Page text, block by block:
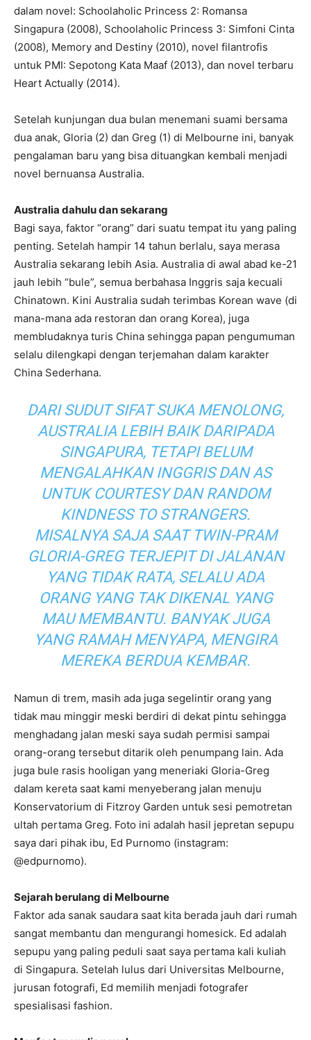
dalam novel: Schoolaholic Princess 2: Romansa
Singapura (2008), Schoolaholic Princess 3: Simfoni Cinta
(2008), Memory and Destiny (2010), novel filantrofis
untuk PMI: Sepotong Kata Maaf (2013), dan novel terbaru
Heart Actually (2014).
Setelah kunjungan dua bulan menemani suami bersama
dua anak, Gloria (2) dan Greg (1) di Melbourne ini, banyak
pengalaman baru yang bisa dituangkan kembali menjadi
novel bernuansa Australia.
Australia dahulu dan sekarang
Bagi saya, faktor “orang” dari suatu tempat itu yang paling
penting. Setelah hampir 14 tahun berlalu, saya merasa
Australia sekarang lebih Asia. Australia di awal abad ke-21
jauh lebih “bule”, semua berbahasa Inggris saja kecuali
Chinatown. Kini Australia sudah terimbas Korean wave (di
mana-mana ada restoran dan orang Korea), juga
membludaknya turis China sehingga papan pengumuman
selalu dilengkapi dengan terjemahan dalam karakter
China Sederhana.
DARI SUDUT SIFAT SUKA MENOLONG,
AUSTRALIA LEBIH BAIK DARIPADA
SINGAPURA, TETAPI BELUM
MENGALAHKAN INGGRIS DAN AS
UNTUK COURTESY DAN RANDOM
KINDNESS TO STRANGERS.
MISALNYA SAJA SAAT TWIN-PRAM
GLORIA-GREG TERJEPIT DI JALANAN
YANG TIDAK RATA, SELALU ADA
ORANG YANG TAK DIKENAL YANG
MAU MEMBANTU. BANYAK JUGA
YANG RAMAH MENYAPA, MENGIRA
MEREKA BERDUA KEMBAR.
Namun di trem, masih ada juga segelintir orang yang
tidak mau minggir meski berdiri di dekat pintu sehingga
menghadang jalan meski saya sudah permisi sampai
orang-orang tersebut ditarik oleh penumpang lain. Ada
juga bule rasis hooligan yang meneriaki Gloria-Greg
dalam kereta saat kami menyeberang jalan menuju
Konservatorium di Fitzroy Garden untuk sesi pemotretan
ultah pertama Greg. Foto ini adalah hasil jepretan sepupu
saya dari pihak ibu, Ed Purnomo (instagram:
@edpurnomo).
Sejarah berulang di Melbourne
Faktor ada sanak saudara saat kita berada jauh dari rumah
sangat membantu dan mengurangi homesick. Ed adalah
sepupu yang paling peduli saat saya pertama kali kuliah
di Singapura. Setelah lulus dari Universitas Melbourne,
jurusan fotografi, Ed memilih menjadi fotografer
spesialisasi fashion.